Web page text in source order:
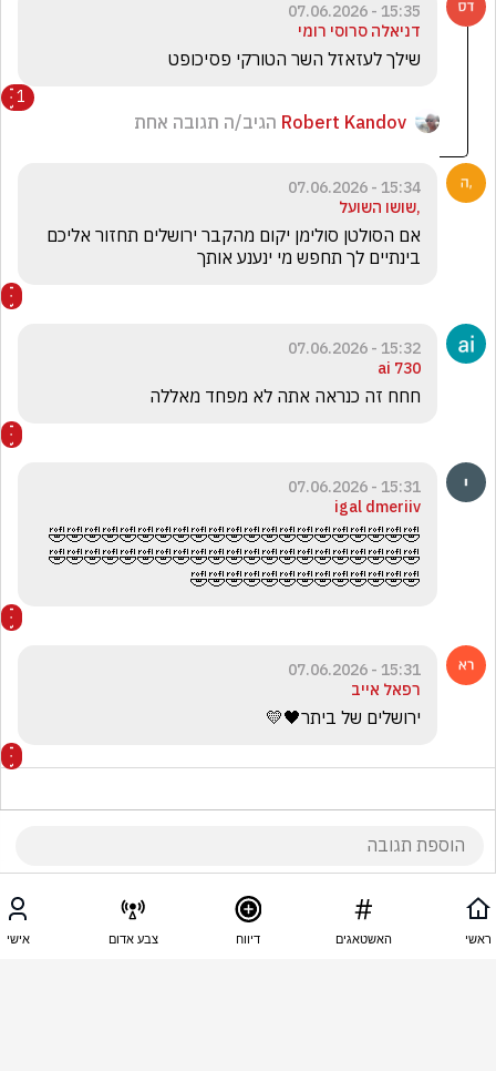
15:35 - 07.06.2026
דניאלה סרוסי רומי
שילך לעזאזל השר הטורקי פסיכופט
1
Robert Kandov הגיב/ה תגובה אחת
15:34 - 07.06.2026
,שושו השועל
בינתיים לך תחפש מי ינענע אותך
15:32 - 07.06.2026
ai 730
חחח זה כנראה אתה לא מפחד מאללה
15:31 - 07.06.2026
igal dmeriiv
🤣🤣🤣🤣🤣🤣🤣🤣🤣🤣🤣🤣🤣🤣🤣🤣🤣🤣🤣🤣🤣
🤣🤣🤣🤣🤣🤣🤣🤣🤣🤣🤣🤣🤣🤣🤣🤣🤣🤣🤣🤣🤣
🤣🤣🤣🤣🤣🤣🤣🤣🤣🤣🤣🤣🤣
15:31 - 07.06.2026
רפאל אייב
ירושלים של ביתר🖤💛
שגיא יואב
חחחח איזה מטומטם ראשי האשטאגים דיווח צבע אדום אישי